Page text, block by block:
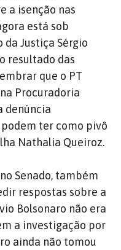
a isenção nas
está sob
Justiça Sérgio
resultado das
que o PT
Procuradoria
denúncia
ter como pivô
Nathalia Queiroz.
Senado, também
respostas sobre a
Bolsonaro não era
a investigação por
ainda não tomou